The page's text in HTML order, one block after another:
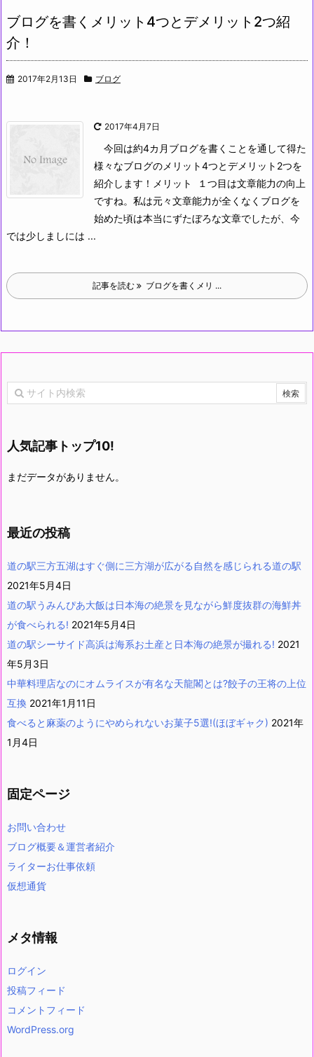
ブログを書くメリット4つとデメリット2つ紹
介！
2017年2月13日 ブログ
2017年4月7日
今回は約4カ月ブログを書くことを通して得た
様々なブログのメリット4つとデメリット2つを
紹介します！メリット
１つ目は文章能力の向上
ですね。私は元々文章能力が全くなくブログを
始めた頃は本当にずたぼろな文章でしたが、今
では少しましには ...
記事を読む ブログを書くメリ ...
人気記事トップ10!
まだデータがありません。
最近の投稿
道の駅三方五湖はすぐ側に三方湖が広がる自然を感じられる道の駅
2021年5月4日
道の駅うみんぴあ大飯は日本海の絶景を見ながら鮮度抜群の海鮮丼
が食べられる! 2021年5月4日
道の駅シーサイド高浜は海系お土産と日本海の絶景が撮れる! 2021
年5月3日
中華料理店なのにオムライスが有名な天龍閣とは?餃子の王将の上位
互換 2021年1月11日
食べると麻薬のようにやめられないお菓子5選!(ほぼギャク) 2021年
1月4日
固定ページ
お問い合わせ
ブログ概要＆運営者紹介
ライターお仕事依頼
仮想通貨
メタ情報
ログイン
投稿フィード
コメントフィード
WordPress.org